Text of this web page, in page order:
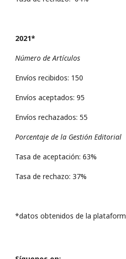
2021*
Número de Artículos
Envíos recibidos: 150
Envíos aceptados: 95
Envíos rechazados: 55
Porcentaje de la Gestión Editorial
Tasa de aceptación: 63%
Tasa de rechazo: 37%
*datos obtenidos de la